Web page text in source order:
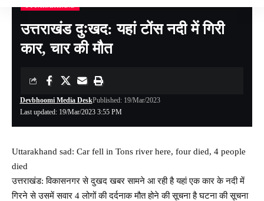
Devbhoomi Media >Blog>NATIONAL>UTTARAKHAND>उत्तराखंड दुःखद: यहां टोंस नदी में गिरी कार, चार की मौत
उत्तराखंड दुःखद: यहां टोंस नदी में गिरी
कार, चार की मौत
Last updated: 19/Mar/2023 3:55 PM
Devbhoomi Media DeskPublished: 19/Mar/2023
Uttarakhand sad: Car fell in Tons river here, four died, 4 people
died
उत्तराखंड: विकासनगर से दुखद खबर सामने आ रही है यहां एक कार के नदी में
गिरने से उसमें सवार 4 लोगों की दर्दनाक मौत होने की सूचना है घटना की सूचना